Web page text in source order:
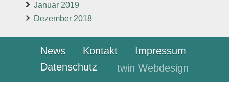
Januar 2019
Dezember 2018
News Kontakt
Impressum
Datenschutz
twin Webdesign